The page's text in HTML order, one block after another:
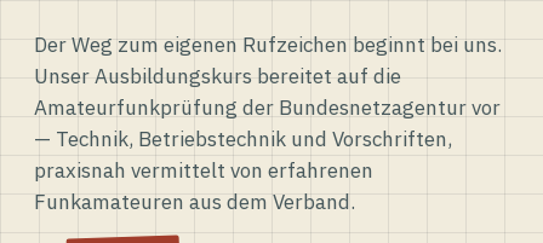
Der Weg zum eigenen Rufzeichen beginnt bei uns.
Unser Ausbildungskurs bereitet auf die
Amateurfunkprüfung der Bundesnetzagentur vor
— Technik, Betriebstechnik und Vorschriften,
praxisnah vermittelt von erfahrenen
Funkamateuren aus dem Verband.